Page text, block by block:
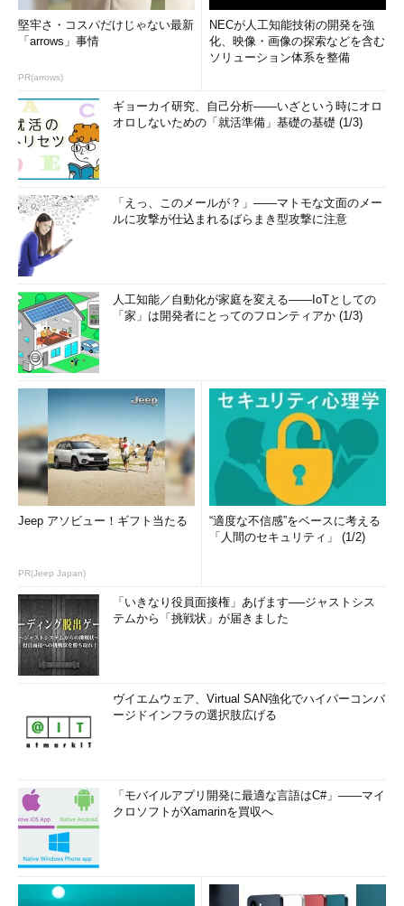
堅牢さ・コスパだけじゃない最新
「arrows」事情
PR(arrows)
NECが人工知能技術の開発を強
化、映像・画像の探索などを含む
ソリューション体系を整備
ギョーカイ研究、自己分析――いざという時にオロ
オロしないための「就活準備」基礎の基礎 (1/3)
「えっ、このメールが？」――マトモな文面のメー
ルに攻撃が仕込まれるばらまき型攻撃に注意
人工知能／自動化が家庭を変える――IoTとしての
「家」は開発者にとってのフロンティアか (1/3)
Jeep アソビュー！ギフト当たる
PR(Jeep Japan)
“適度な不信感”をベースに考える
「人間のセキュリティ」 (1/2)
「いきなり役員面接権」あげます──ジャストシス
テムから「挑戦状」が届きました
ヴイエムウェア、Virtual SAN強化でハイパーコンバ
ージドインフラの選択肢広げる
「モバイルアプリ開発に最適な言語はC#」――マイ
クロソフトがXamarinを買収へ